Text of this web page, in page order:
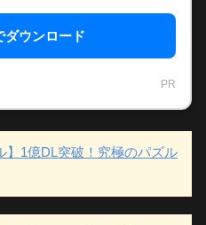
ウンロード
PR
】1億DL突破！究極のパズル